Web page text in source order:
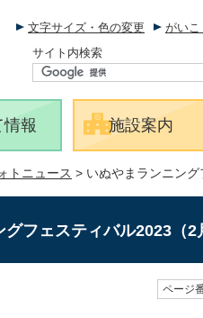
文字サイズ・色の変更 がいこ
サイト内検索
情報 施設案内
トニュース > いぬやまランニング
フェスティバル2023（2
ページ